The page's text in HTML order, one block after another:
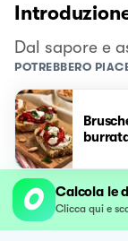
Dal sapore e
POTREBBERO
Calcola le
Clicca qui e